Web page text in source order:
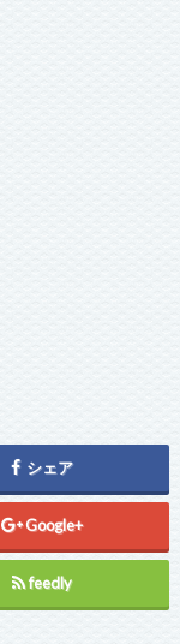
シェア
Google+
feedly